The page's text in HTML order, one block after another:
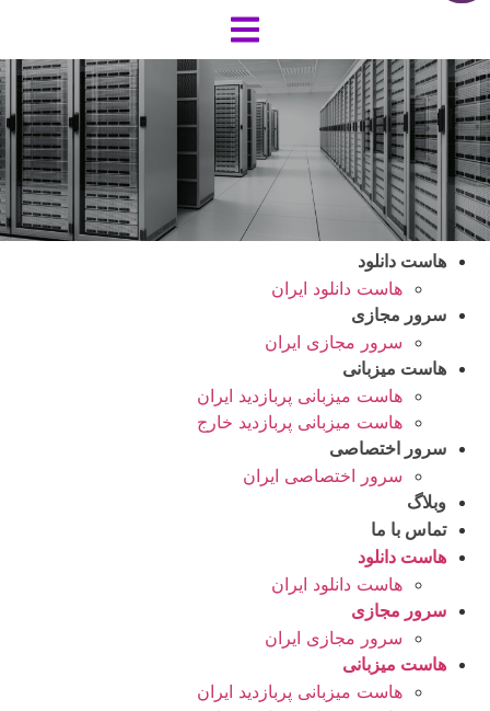
هاست دانلود
هاست دانلود ایران
سرور مجازی
سرور مجازی ایران
هاست میزبانی
هاست میزبانی پربازدید ایران
هاست میزبانی پربازدید خارج
سرور اختصاصی
سرور اختصاصی ایران
وبلاگ
تماس با ما
هاست دانلود
هاست دانلود ایران
سرور مجازی
سرور مجازی ایران
هاست میزبانی
هاست میزبانی پربازدید ایران